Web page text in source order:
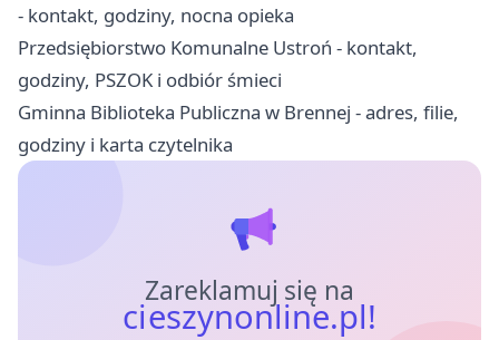
- kontakt, godziny, nocna opieka
Przedsiębiorstwo Komunalne Ustroń - kontakt,
godziny, PSZOK i odbiór śmieci
Gminna Biblioteka Publiczna w Brennej - adres, filie,
godziny i karta czytelnika
Zareklamuj się na
cieszynonline.pl!